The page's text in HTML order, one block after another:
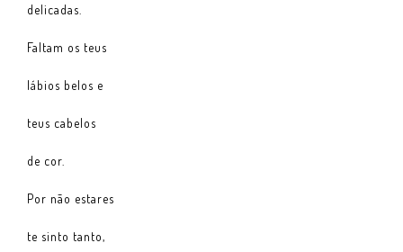
delicadas.
Faltam os teus
lábios belos e
teus cabelos
de cor.
Por não estares
te sinto tanto,